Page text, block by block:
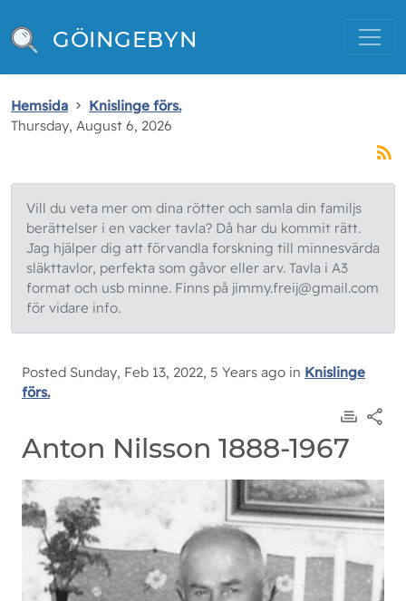
GÖINGEBYN
Hemsida
Knislinge förs.
Thursday, August 6, 2026
Vill du veta mer om dina rötter och samla din familjs
berättelser i en vacker tavla? Då har du kommit rätt.
Jag hjälper dig att förvandla forskning till minnesvärda
släkttavlor, perfekta som gåvor eller arv. Tavla i A3
format och usb minne. Finns på jimmy.freij@gmail.com
för vidare info.
Posted Sunday, Feb 13, 2022, 5 Years ago in Knislinge
förs.
Anton Nilsson 1888-1967